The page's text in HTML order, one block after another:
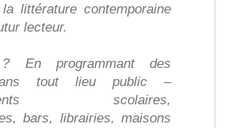
littérature contemporaine
lecteur.
? En programmant des
tout lieu public –
scolaires,
bars, librairies, maisons